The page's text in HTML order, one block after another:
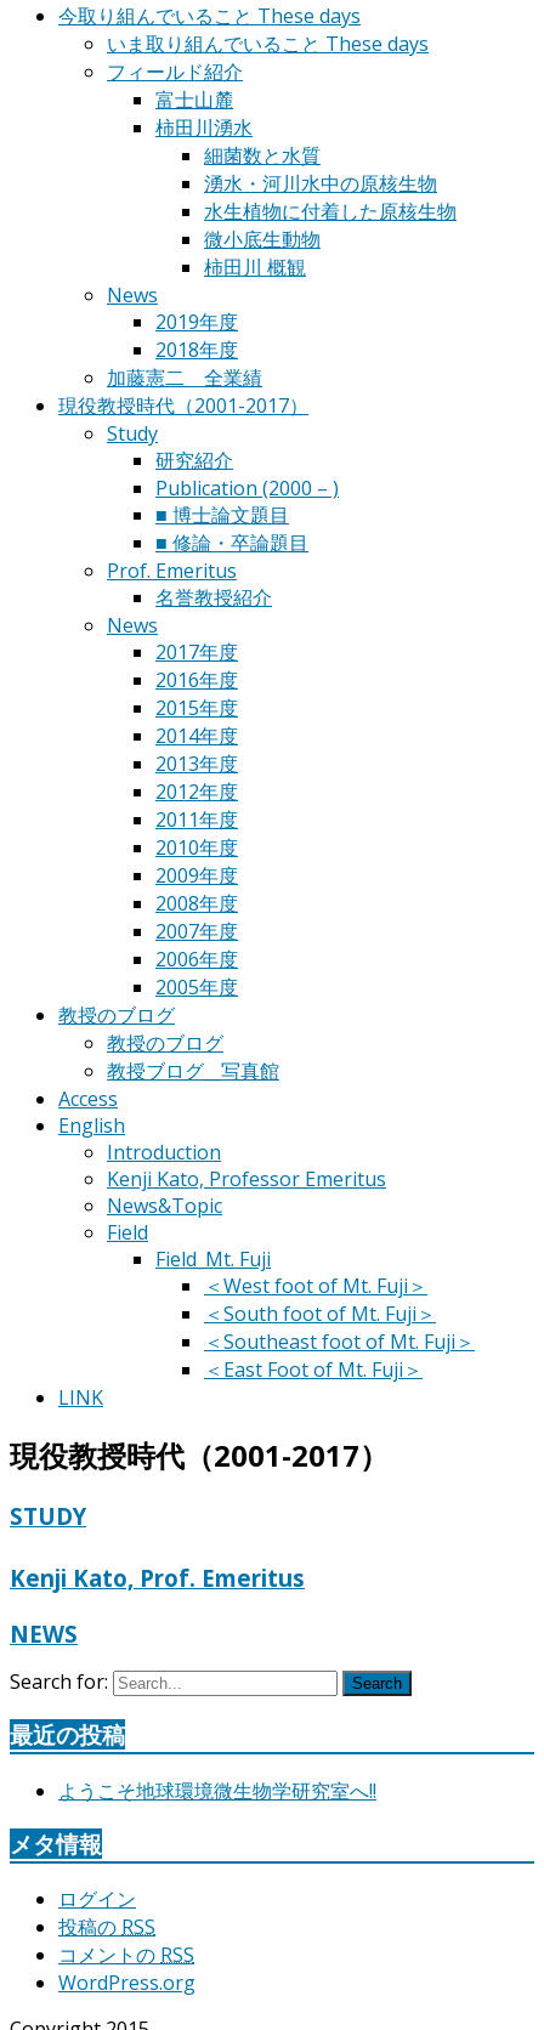
今取り組んでいること These days
いま取り組んでいること These days
フィールド紹介
富士山麓
柿田川湧水
細菌数と水質
湧水・河川水中の原核生物
水生植物に付着した原核生物
微小底生動物
柿田川 概観
News
2019年度
2018年度
加藤憲二 全業績
現役教授時代（2001-2017）
Study
研究紹介
Publication (2000 – )
■ 博士論文題目
■ 修論・卒論題目
Prof. Emeritus
名誉教授紹介
News
2017年度
2016年度
2015年度
2014年度
2013年度
2012年度
2011年度
2010年度
2009年度
2008年度
2007年度
2006年度
2005年度
教授のブログ
教授のブログ
教授ブログ__写真館
Access
English
Introduction
Kenji Kato, Professor Emeritus
News&Topic
Field
Field_Mt. Fuji
＜West foot of Mt. Fuji＞
＜South foot of Mt. Fuji＞
＜Southeast foot of Mt. Fuji＞
＜East Foot of Mt. Fuji＞
LINK
現役教授時代（2001-2017）
STUDY
Kenji Kato, Prof. Emeritus
NEWS
Search for: Search
最近の投稿
ようこそ地球環境微生物学研究室へ!!
メタ情報
ログイン
投稿の RSS
コメントの RSS
WordPress.org